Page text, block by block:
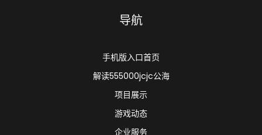
导航
手机版入口首页
解读555000jcjc公海
项目展示
游戏动态
企业服务